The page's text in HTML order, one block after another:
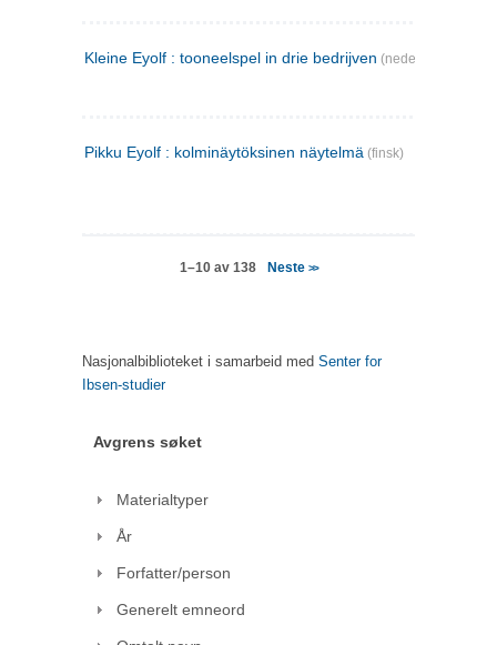
Kleine Eyolf : tooneelspel in drie bedrijven (nederlandsk)
Pikku Eyolf : kolminäytöksinen näytelmä (finsk)
1–10 av 138 Neste >>
Nasjonalbiblioteket i samarbeid med Senter for
Ibsen-studier
Avgrens søket
Materialtyper
År
Forfatter/person
Generelt emneord